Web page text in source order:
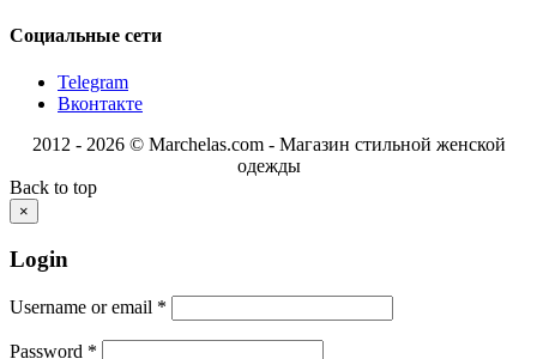
Социальные сети
Telegram
Вконтакте
2012 - 2026 © Marchelas.com - Магазин стильной женской
одежды
Back to top
×
Login
Username or email *
Password *